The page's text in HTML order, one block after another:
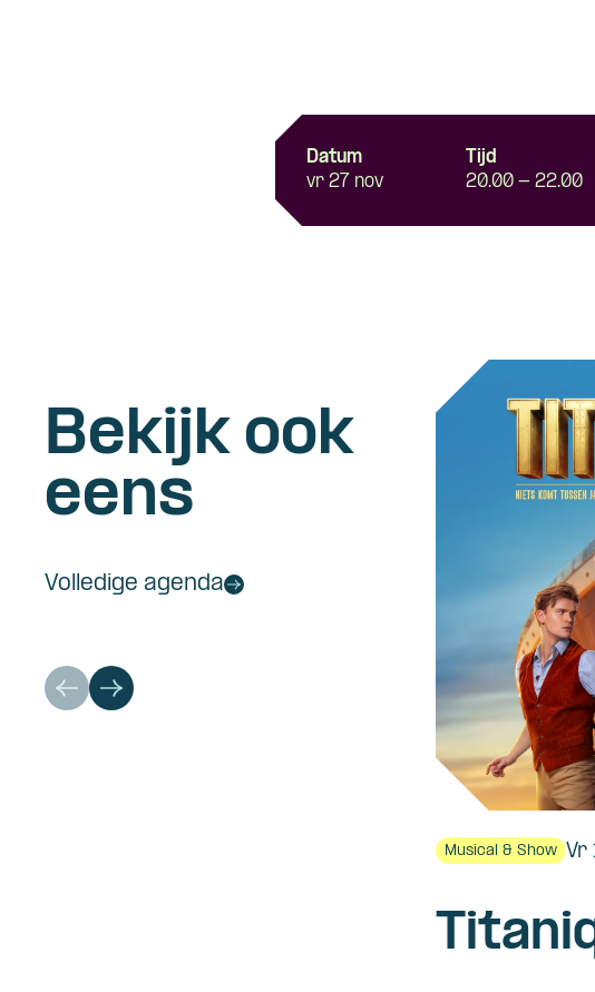
Datum
vr 27 nov
Tijd
20.00 - 22.00
Bekijk ook
eens
Volledige agenda
Musical & Show Vr